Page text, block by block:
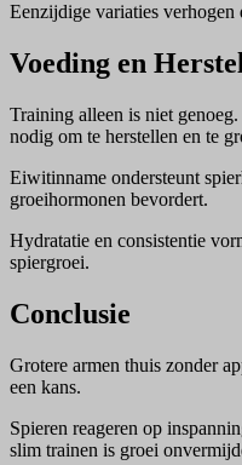
Eenzijdige variaties verhogen
Voeding en
Training alleen is niet
nodig om te herstellen en te
Eiwitinname ondersteunt
groeihormonen bevordert.
Hydratatie en consistentie
spiergroei.
Conclusie
Grotere armen thuis zonder
een kans.
Spieren reageren op
slim trainen is groei